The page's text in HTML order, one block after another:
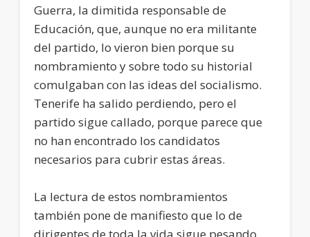
Guerra, la dimitida responsable de
Educación, que, aunque no era militante
del partido, lo vieron bien porque su
nombramiento y sobre todo su historial
comulgaban con las ideas del socialismo.
Tenerife ha salido perdiendo, pero el
partido sigue callado, porque parece que
no han encontrado los candidatos
necesarios para cubrir estas áreas.
La lectura de estos nombramientos
también pone de manifiesto que lo de
dirigentes de toda la vida sigue pesando